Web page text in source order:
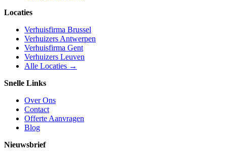
Locaties
Verhuisfirma Brussel
Verhuizers Antwerpen
Verhuisfirma Gent
Verhuizers Leuven
Alle Locaties →
Snelle Links
Over Ons
Contact
Offerte Aanvragen
Blog
Nieuwsbrief